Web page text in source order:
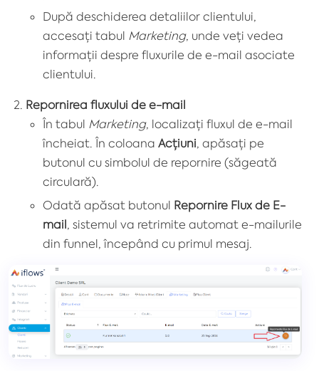
După deschiderea detaliilor clientului,
accesați tabul Marketing, unde veți vedea
informații despre fluxurile de e-mail asociate
clientului.
Repornirea fluxului de e-mail
În tabul Marketing, localizați fluxul de e-mail
încheiat. În coloana Acțiuni, apăsați pe
butonul cu simbolul de repornire (săgeată
circulară).
Odată apăsat butonul Repornire Flux de E-
mail, sistemul va retrimite automat e-mailurile
din funnel, începând cu primul mesaj.